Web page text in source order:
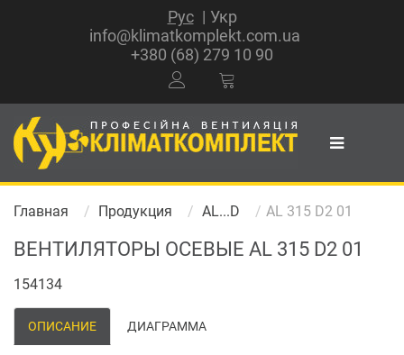
Рус
Укр
info@klimatkomplekt.com.ua
+380 (68) 279 10 90
Главная Продукция AL...D AL 315 D2 01
ВЕНТИЛЯТОРЫ ОСЕВЫЕ AL 315 D2 01
154134
ОПИСАНИЕ ДИАГРАММА